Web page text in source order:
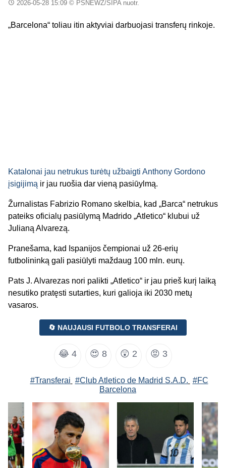
2026-05-28 15:09© PSNEWZ/SIPA nuotr.
„Barcelona“ toliau itin aktyviai darbuojasi transferų rinkoje.
Katalonai jau netrukus turėtų užbaigti Anthony Gordono
įsigijimą ir jau ruošia dar vieną pasiūylmą.
Žurnalistas Fabrizio Romano skelbia, kad „Barca“ netrukus
pateiks oficialų pasiūlymą Madrido „Atletico“ klubui už
Julianą Alvarezą.
Pranešama, kad Ispanijos čempionai už 26-erių
futbolininką gali pasiūlyti maždaug 100 mln. eurų.
Pats J. Alvarezas nori palikti „Atletico“ ir jau prieš kurį laiką
nesutiko pratęsti sutarties, kuri galioja iki 2030 metų
vasaros.
🔄 NAUJAUSI FUTBOLO TRANSFERAI
😂 4 😍 8 😲 2 😡 3
#Transferai #Club Atletico de Madrid S.A.D. #FC
Barcelona